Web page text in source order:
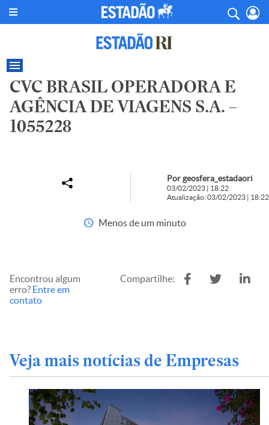
CVC BRASIL OPERADORA E
AGÊNCIA DE VIAGENS S.A. –
1055228
Por geosfera_estadaori
03/02/2023 | 18:22
Atualização: 03/02/2023 | 18:22
Menos de um minuto
Encontrou algum
erro? Entre em
contato
Compartilhe:
Veja mais notícias de Empresas